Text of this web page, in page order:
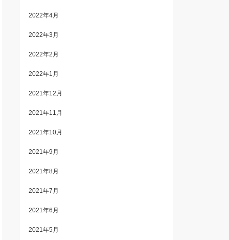
2022年4月
2022年3月
2022年2月
2022年1月
2021年12月
2021年11月
2021年10月
2021年9月
2021年8月
2021年7月
2021年6月
2021年5月